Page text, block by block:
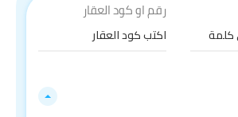
رقم او كود العقار